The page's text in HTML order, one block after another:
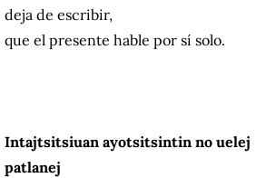
deja de escribir,
que el presente hable por sí solo.
Intajtsitsiuan ayotsitsintin no uelej
patlanej